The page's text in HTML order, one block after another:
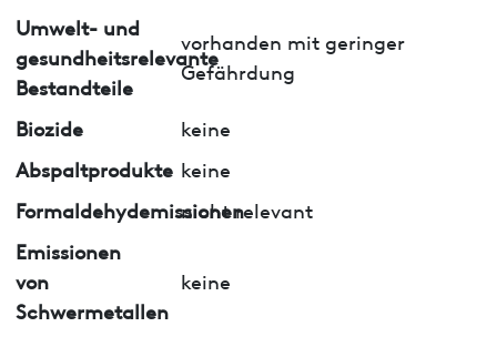
Umwelt- und
gesundheitsrelevante
Bestandteile
vorhanden mit geringer
Gefährdung
Biozide
keine
Abspaltprodukte keine
Formaldehydemissionennicht relevant
Emissionen
von
Schwermetallen
keine